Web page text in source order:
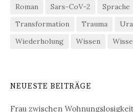
Roman
Sars-CoV-2 Sprache
Transformation
Trauma
Wiederholung
Wissen
NEUESTE BEITRÄGE
Frau zwischen